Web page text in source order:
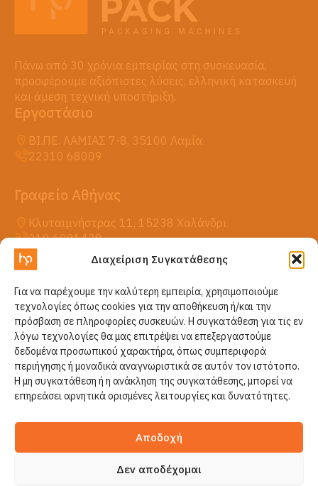
Διαχείριση Συγκατάθεσης
Για να παρέχουμε την καλύτερη εμπειρία, χρησιμοποιούμε
τεχνολογίες όπως cookies για την αποθήκευση ή/και την
πρόσβαση σε πληροφορίες συσκευών. Η συγκατάθεση για τις εν
λόγω τεχνολογίες θα μας επιτρέψει να επεξεργαστούμε
δεδομένα προσωπικού χαρακτήρα, όπως συμπεριφορά
περιήγησης ή μοναδικά αναγνωριστικά σε αυτόν τον ιστότοπο.
Η μη συγκατάθεση ή η ανάκληση της συγκατάθεσης, μπορεί να
επηρεάσει αρνητικά ορισμένες λειτουργίες και δυνατότητες.
Αποδοχή
Δεν αποδέχομαι
Πάνω από 30 χρόνια εμπειρίας στη συσκευασία,
προσφέρουμε αξιόπιστες λύσεις, ελληνική κατασκευή
και άμεση τεχνική υποστήριξη.
Εργοστάσιο
ΒΙ.ΠΕ. ΛΑΜΙΑΣ 7-8, 35100 Λαμία
22310 68009
Γραφείο Αθήνας
Κλυταιμνήστρας 11, 15238 Χαλάνδρι
210 6081438
Προϊόντα
Νέα
Επικοινωνία
© 2026 HellasPack All Rights
Reserved.